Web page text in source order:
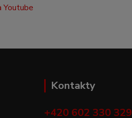
Kontakty
+420 602 330 329